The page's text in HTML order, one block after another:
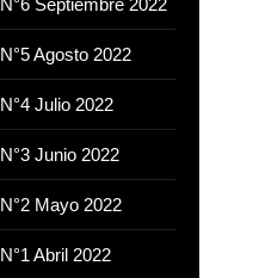
N°6 Septiembre 2022
N°5 Agosto 2022
N°4 Julio 2022
N°3 Junio 2022
N°2 Mayo 2022
N°1 Abril 2022